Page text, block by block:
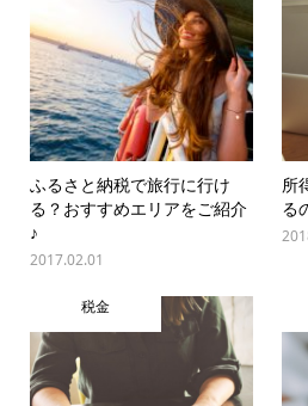
ふるさと納税で旅行に行け
る？おすすめエリアをご紹介
♪
2017.02.01
所
る
税金